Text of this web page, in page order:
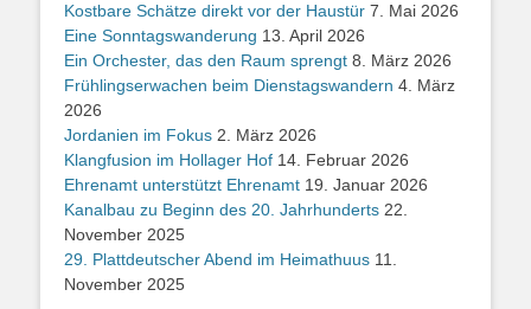
Kostbare Schätze direkt vor der Haustür 7. Mai 2026
Eine Sonntagswanderung 13. April 2026
Ein Orchester, das den Raum sprengt 8. März 2026
Frühlingserwachen beim Dienstagswandern 4. März
2026
Jordanien im Fokus 2. März 2026
Klangfusion im Hollager Hof 14. Februar 2026
Ehrenamt unterstützt Ehrenamt 19. Januar 2026
Kanalbau zu Beginn des 20. Jahrhunderts 22.
November 2025
29. Plattdeutscher Abend im Heimathuus 11.
November 2025